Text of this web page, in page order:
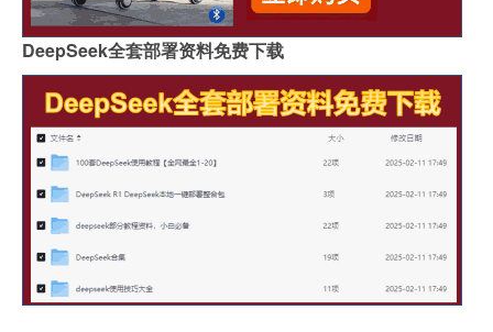
DeepSeek全套部署资料免费下载